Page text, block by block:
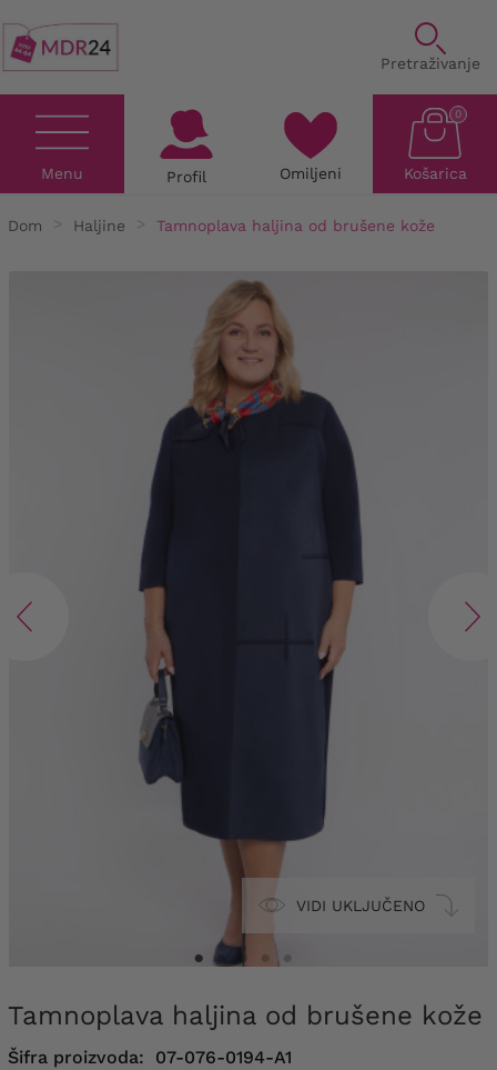
Pretraživanje
Menu Profil Omiljeni Košarica
0
Dom Haljine Tamnoplava haljina od brušene kože
VIDI UKLJUČENO
Tamnoplava haljina od brušene kože
Šifra proizvoda: 07-076-0194-A1